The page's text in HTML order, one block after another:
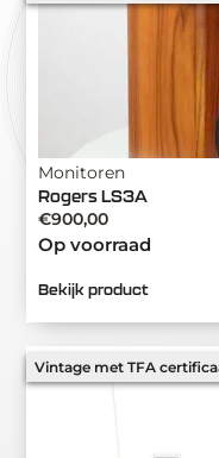
Monitoren
Rogers LS3A
€900,00
Op voorraad
Bekijk product
Vintage met TFA